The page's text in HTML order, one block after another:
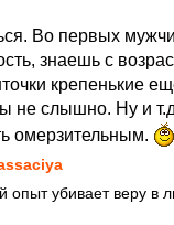
Во первых
знаешь с
крепенькие
не слышно. Ну и
омерзительным.
опыт убивает веру в